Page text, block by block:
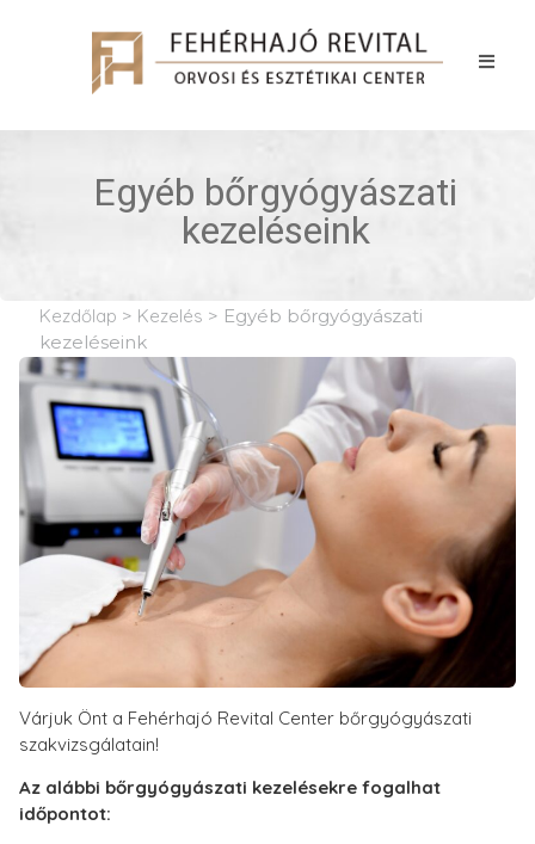
Egyéb bőrgyógyászati
kezeléseink
Kezdőlap > Kezelés > Egyéb bőrgyógyászati
kezeléseink
Várjuk Önt a Fehérhajó Revital Center bőrgyógyászati
szakvizsgálatain!
Az alábbi bőrgyógyászati kezelésekre fogalhat
időpontot: